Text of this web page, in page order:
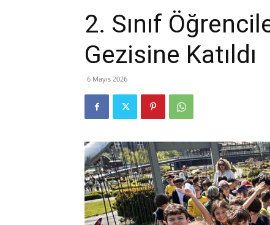
2. Sınıf
Gezisine Katıldı
6 Mayıs 2026